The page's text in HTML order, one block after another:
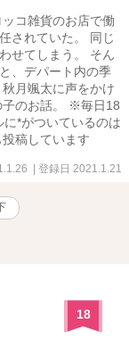
コ雑貨のお店で働
されていた。 同じ
せてしまう。 そん
、デパート内の季
月颯太に声をかけ
子のお話。 ※毎日18
*がついているのは
稿しています
| 登録日 2021.1.21
18